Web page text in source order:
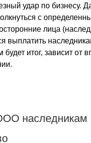
удар по бизнесу.
с
лица
выплатить
итог, зависит от
наследникам